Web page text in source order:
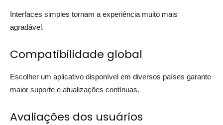
Interfaces simples tornam a experiência muito mais
agradável.
Compatibilidade global
Escolher um aplicativo disponível em diversos países garante
maior suporte e atualizações contínuas.
Avaliações dos usuários